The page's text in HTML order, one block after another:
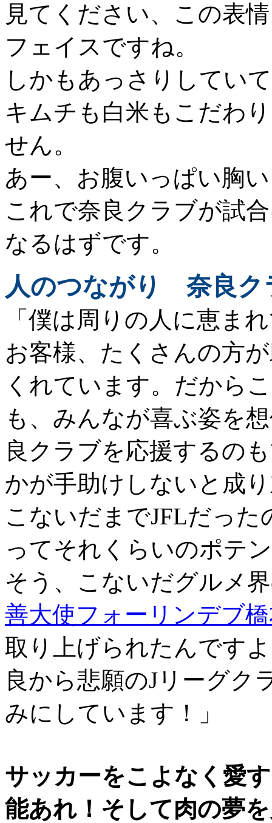
見てください、この表
フェイスですね。
しかもあっさりしてい
キムチも白米もこだわ
せん。
あー、お腹いっぱい胸
これで奈良クラブが試
なるはずです。
人のつながり 奈良ク
「僕は周りの人に恵ま
お客様、たくさんの方
くれています。 だから
も、 みんなが喜ぶ姿を
良クラブを応援するの
かが手助けしないと成
こないだまでJFLだっ
ってそれくらいのポテ
そう、こないだグルメ
善大使フォーリンデブ
取り上げられたんです
良から悲願のJリーグク
みにしています！」
サッカーをこよなく愛
能あれ！ そして肉の夢